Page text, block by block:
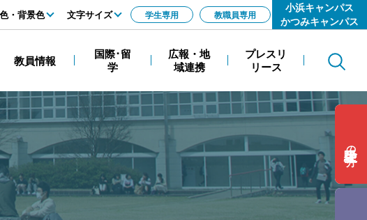
Search
教員情報
国際･留
学
広報・地
域連携
プレスリ
リース
小浜キャンパス
かつみキャンパス
の方
・背景色
黒
文字サイズ
拡大
学生専用 教職員専用